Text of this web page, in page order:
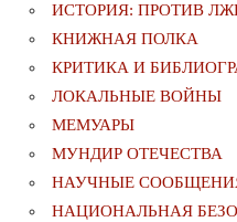
ИСТОРИЯ: ПРОТИВ
КНИЖНАЯ ПОЛКА
КРИТИКА И
ЛОКАЛЬНЫЕ ВОЙНЫ
МЕМУАРЫ
МУНДИР ОТЕЧЕСТВА
НАУЧНЫЕ
НАЦИОНАЛЬНАЯ